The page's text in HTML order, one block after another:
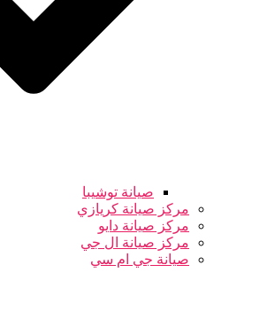
صيانة توشيبا
مركز صيانة كريازي
مركز صيانة دايو
مركز صيانة ال جي
صيانة جي ام سي